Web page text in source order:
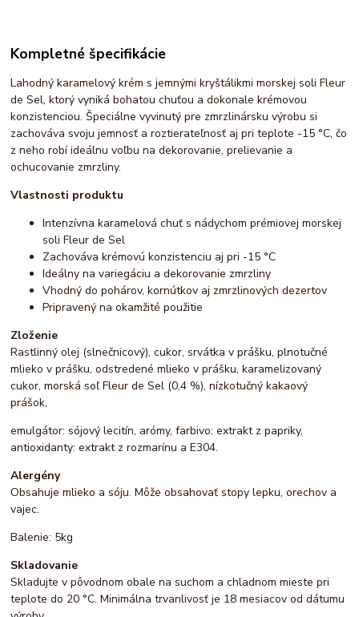
Kompletné špecifikácie
Lahodný karamelový krém s jemnými kryštálikmi morskej soli Fleur
de Sel, ktorý vyniká bohatou chuťou a dokonale krémovou
konzistenciou. Špeciálne vyvinutý pre zmrzlinársku výrobu si
zachováva svoju jemnosť a roztierateľnosť aj pri teplote -15 °C, čo
z neho robí ideálnu voľbu na dekorovanie, prelievanie a
ochucovanie zmrzliny.
Vlastnosti produktu
Intenzívna karamelová chuť s nádychom prémiovej morskej
soli Fleur de Sel
Zachováva krémovú konzistenciu aj pri -15 °C
Ideálny na variegáciu a dekorovanie zmrzliny
Vhodný do pohárov, kornútkov aj zmrzlinových dezertov
Pripravený na okamžité použitie
Zloženie
Rastlinný olej (slnečnicový), cukor, srvátka v prášku, plnotučné
mlieko v prášku, odstredené mlieko v prášku, karamelizovaný
cukor, morská soľ Fleur de Sel (0,4 %), nízkotučný kakaový
prášok,
emulgátor: sójový lecitín, arómy, farbivo: extrakt z papriky,
antioxidanty: extrakt z rozmarínu a E304.
Alergény
Obsahuje mlieko a sóju. Môže obsahovať stopy lepku, orechov a
vajec.
Balenie: 5kg
Skladovanie
Skladujte v pôvodnom obale na suchom a chladnom mieste pri
teplote do 20 °C. Minimálna trvanlivosť je 18 mesiacov od dátumu